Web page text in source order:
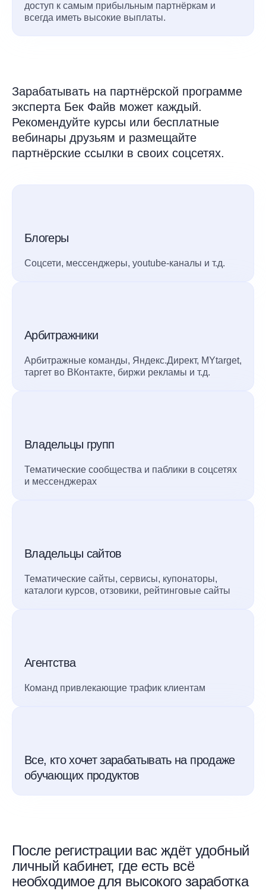
доступ к самым прибыльным партнёркам и
всегда иметь высокие выплаты.
Зарабатывать на партнёрской программе
эксперта Бек Файв может каждый.
Рекомендуйте курсы или бесплатные
вебинары друзьям и размещайте
партнёрские ссылки в своих соцсетях.
Блогеры
Соцсети, мессенджеры, youtube-каналы и т.д.
Арбитражники
Арбитражные команды, Яндекс.Директ, MYtarget,
таргет во ВКонтакте, биржи рекламы и т.д.
Владельцы групп
Тематические сообщества и паблики в соцсетях
и мессенджерах
Владельцы сайтов
Тематические сайты, сервисы, купонаторы,
каталоги курсов, отзовики, рейтинговые сайты
Агентства
Команд привлекающие трафик клиентам
Все, кто хочет зарабатывать на продаже
обучающих продуктов
После регистрации вас ждёт удобный
личный кабинет, где есть всё
необходимое для высокого заработка